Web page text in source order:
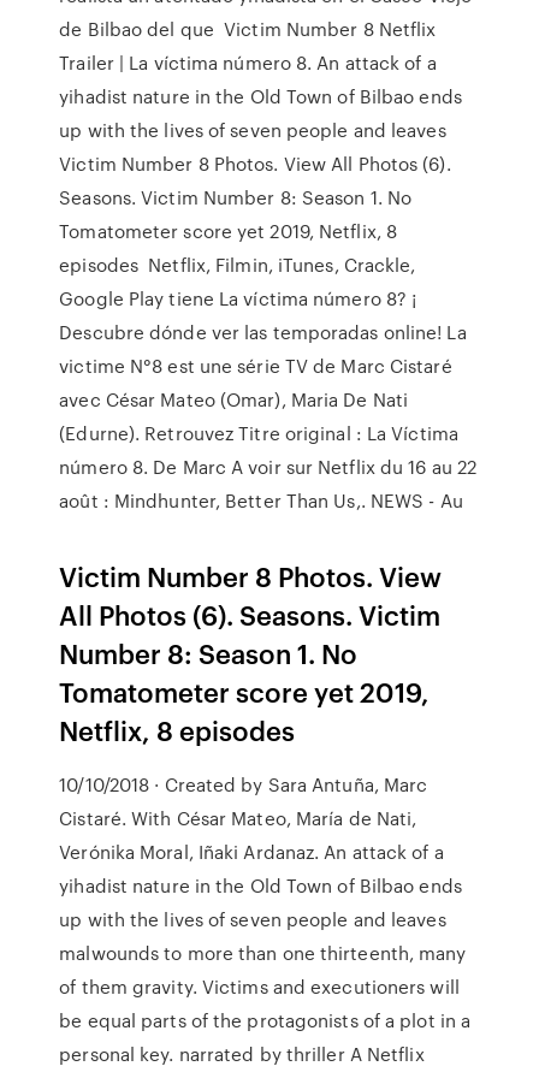
de Bilbao del que Victim Number 8 Netflix
Trailer | La víctima número 8. An attack of a
yihadist nature in the Old Town of Bilbao ends
up with the lives of seven people and leaves
Victim Number 8 Photos. View All Photos (6).
Seasons. Victim Number 8: Season 1. No
Tomatometer score yet 2019, Netflix, 8
episodes Netflix, Filmin, iTunes, Crackle,
Google Play tiene La víctima número 8? ¡
Descubre dónde ver las temporadas online! La
victime N°8 est une série TV de Marc Cistaré
avec César Mateo (Omar), Maria De Nati
(Edurne). Retrouvez Titre original : La Víctima
número 8. De Marc A voir sur Netflix du 16 au 22
août : Mindhunter, Better Than Us,. NEWS - Au
Victim Number 8 Photos. View
All Photos (6). Seasons. Victim
Number 8: Season 1. No
Tomatometer score yet 2019,
Netflix, 8 episodes
10/10/2018 · Created by Sara Antuña, Marc
Cistaré. With César Mateo, María de Nati,
Verónika Moral, Iñaki Ardanaz. An attack of a
yihadist nature in the Old Town of Bilbao ends
up with the lives of seven people and leaves
malwounds to more than one thirteenth, many
of them gravity. Victims and executioners will
be equal parts of the protagonists of a plot in a
personal key. narrated by thriller A Netflix